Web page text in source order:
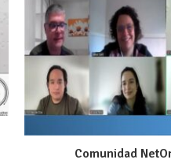
Comunidad